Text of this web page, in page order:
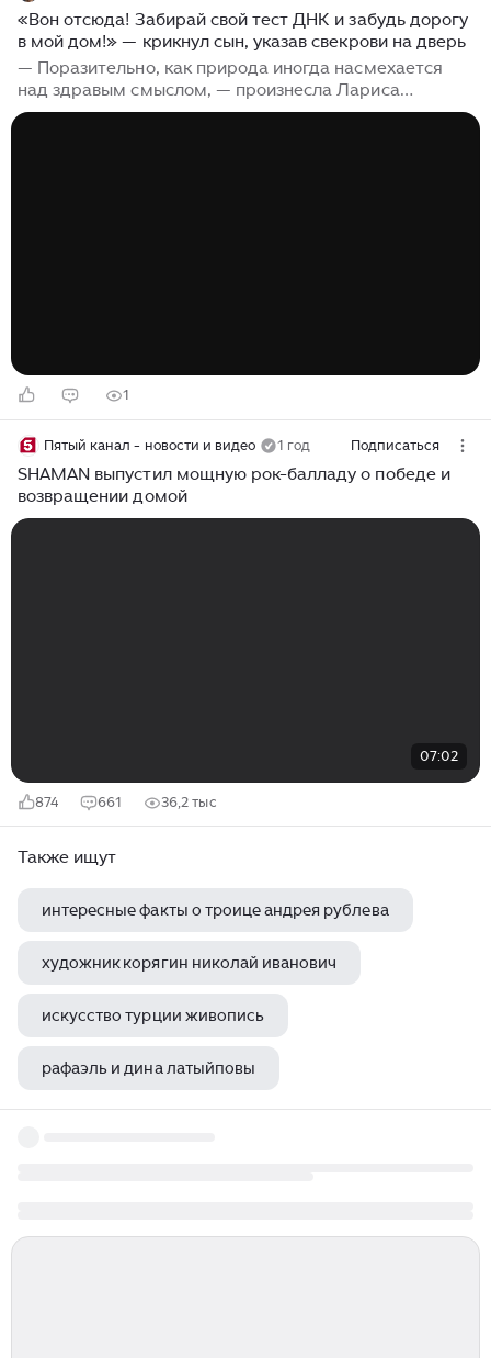
«Вон отсюда! Забирай свой тест ДНК и забудь дорогу
в мой дом!» — крикнул сын, указав свекрови на дверь
— Поразительно, как природа иногда насмехается
над здравым смыслом, — произнесла Лариса
Дмитриевна, методично разрезая кусок запеченной
1
Пятый канал - новости и видео 1 год Подписаться
SHAMAN выпустил мощную рок-балладу о победе и
возвращении домой
07:02
874 661 36,2 тыс
Также ищут
интересные факты о троице андрея рублева
художник корягин николай иванович
искусство турции живопись
рафаэль и дина латыйповы